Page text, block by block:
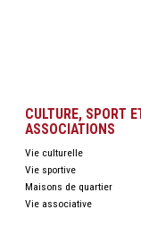
CULTURE, SPORT
ASSOCIATIONS
Vie culturelle
Vie sportive
Maisons de quartier
Vie associative